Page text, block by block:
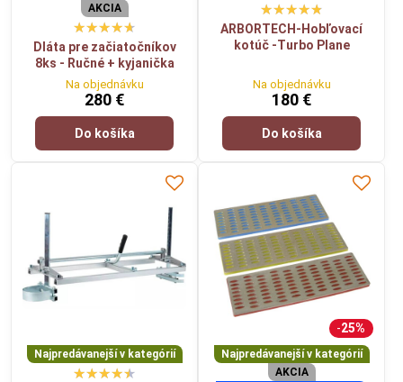
AKCIA
Dláta pre začiatočníkov
8ks - Ručné + kyjanička
Na objednávku
280 €
Do košíka
ARBORTECH-Hobľovací
kotúč -Turbo Plane
Na objednávku
180 €
Do košíka
Najpredávanejší v kategórií
25%
Najpredávanejší v kategórií
AKCIA